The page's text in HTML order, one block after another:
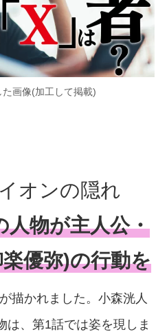
た画像(加工して掲載)
イオンの隠れ
人物が主人公・
優弥)の行動を
描かれました。小森洸人
は、第1話では姿を現しま